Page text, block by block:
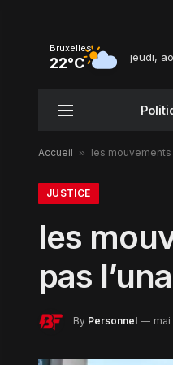
Bruxelles
22°C jeudi,
Accueil » les mouvements
JUSTICE
les
pas
By Personnel mai